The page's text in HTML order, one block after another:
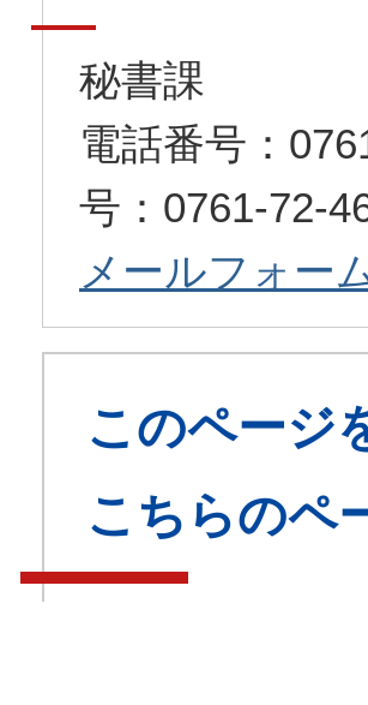
秘書課
電話番号：
号：0761-72-
メールフォー
このページ
こちらのペ